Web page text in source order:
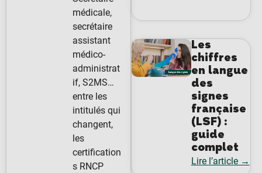
médicale,
secrétaire
assistant
médico-
administrat
if, S2MS…
entre les
intitulés qui
changent,
les
certification
s RNCP
Les
chiffres
en langue
des
signes
française
(LSF) :
guide
complet
Lire l’article →